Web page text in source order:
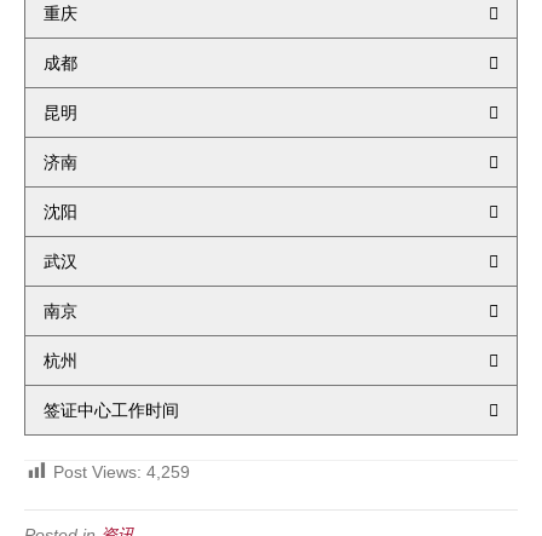
重庆
成都
昆明
济南
沈阳
武汉
南京
杭州
签证中心工作时间
Post Views: 4,259